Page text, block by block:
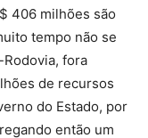
406 milhões são
tempo não se
fora
de recursos
do Estado, por
então um